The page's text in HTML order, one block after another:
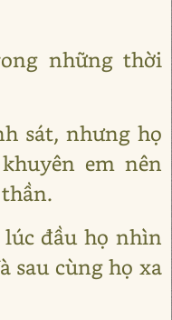
những thời
sát, nhưng họ
em nên
đầu họ nhìn
sau cùng họ xa